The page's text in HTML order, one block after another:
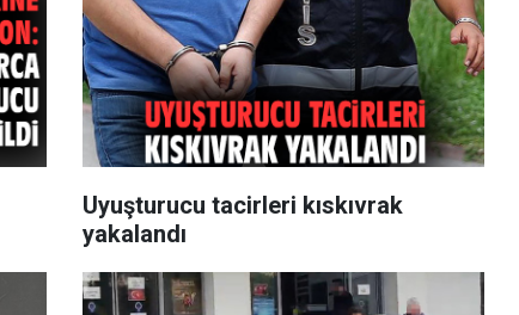
Uyuşturucu tacirleri kıskıvrak
yakalandı